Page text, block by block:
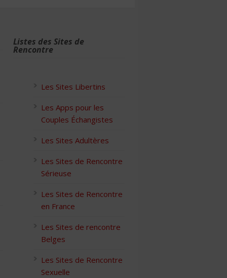
Listes des Sites de
Rencontre
Les Sites Libertins
Les Apps pour les
Couples Échangistes
Les Sites Adultères
Les Sites de Rencontre
Sérieuse
Les Sites de Rencontre
en France
Les Sites de rencontre
Belges
Les Sites de Rencontre
Sexuelle